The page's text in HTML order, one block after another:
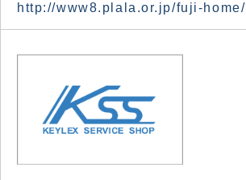
http://www8.plala.or.jp/fuji-home/